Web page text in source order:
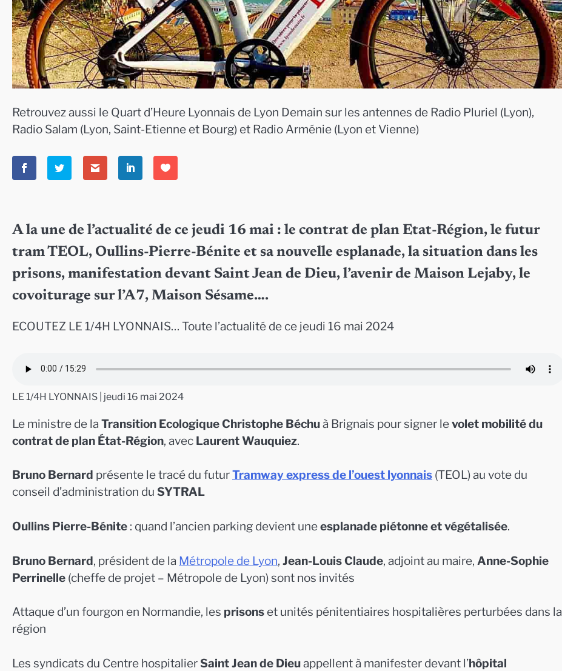
Retrouvez aussi le Quart d’Heure Lyonnais de Lyon Demain sur les antennes de Radio Pluriel (Lyon),
Radio Salam (Lyon, Saint-Etienne et Bourg) et Radio Arménie (Lyon et Vienne)
A la une de l’actualité de ce jeudi 16 mai : le contrat de plan Etat-Région, le futur
tram TEOL, Oullins-Pierre-Bénite et sa nouvelle esplanade, la situation dans les
prisons, manifestation devant Saint Jean de Dieu, l’avenir de Maison Lejaby, le
covoiturage sur l’A7, Maison Sésame….
ECOUTEZ LE 1/4H LYONNAIS… Toute l’actualité de ce jeudi 16 mai 2024
LE 1/4H LYONNAIS | jeudi 16 mai 2024
Le ministre de la Transition EcologiqueChristophe Béchuà Brignais pour signer levolet mobilité du
contrat de plan État-Région, avec Laurent Wauquiez.
Bruno Bernard présente le tracé du futurTramway express de l’ouest lyonnais (TEOL) au vote du
conseil d’administration du SYTRAL
Oullins Pierre-Bénite : quand l’ancien parking devient uneesplanade piétonne et végétalisée.
Bruno Bernard, président de la Métropole de Lyon, Jean-Louis Claude, adjoint au maire, Anne-Sophie
Perrinelle (cheffe de projet – Métropole de Lyon) sont nos invités
Attaque d’un fourgon en Normandie, les prisons et unités pénitentiaires hospitalières perturbées dans la
région
Les syndicats du Centre hospitalierSaint Jean de Dieuappellent à manifester devant l’hôpital